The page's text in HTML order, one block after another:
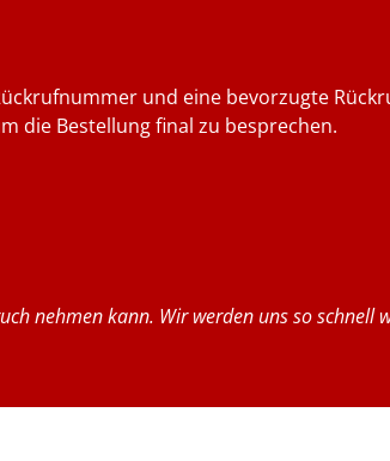
und eine bevorzugte
die Bestellung final zu besprechen.
nehmen kann. Wir werden uns so schnell